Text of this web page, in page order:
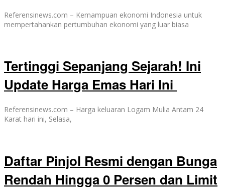
Referensinews.com – Kemampuan ekonomi Indonesia untuk
mempertahankan pertumbuhan ekonomi yang luar biasa
Tertinggi Sepanjang Sejarah! Ini
Update Harga Emas Hari Ini
Referensinews.com – Harga keluaran Logam Mulia Antam 24
Karat hari ini, Selasa,
Daftar Pinjol Resmi dengan Bunga
Rendah Hingga 0 Persen dan Limit